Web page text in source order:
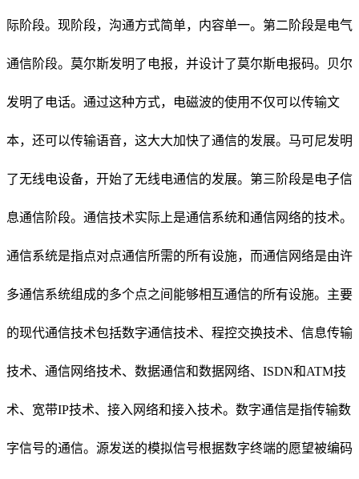
际阶段。现阶段，沟通方式简单，内容单一。第二阶段是电气
通信阶段。莫尔斯发明了电报，并设计了莫尔斯电报码。贝尔
发明了电话。通过这种方式，电磁波的使用不仅可以传输文
本，还可以传输语音，这大大加快了通信的发展。马可尼发明
了无线电设备，开始了无线电通信的发展。第三阶段是电子信
息通信阶段。通信技术实际上是通信系统和通信网络的技术。
通信系统是指点对点通信所需的所有设施，而通信网络是由许
多通信系统组成的多个点之间能够相互通信的所有设施。主要
的现代通信技术包括数字通信技术、程控交换技术、信息传输
技术、通信网络技术、数据通信和数据网络、ISDN和ATM技
术、宽带IP技术、接入网络和接入技术。数字通信是指传输数
字信号的通信。源发送的模拟信号根据数字终端的愿望被编码